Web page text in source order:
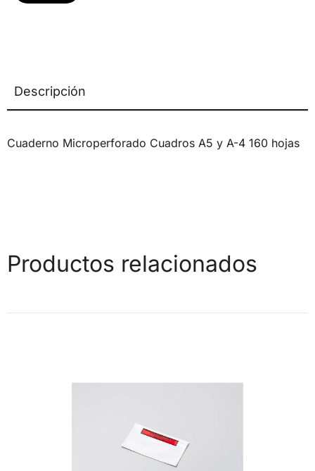
Descripción
Cuaderno Microperforado Cuadros A5 y A-4 160 hojas
Productos relacionados